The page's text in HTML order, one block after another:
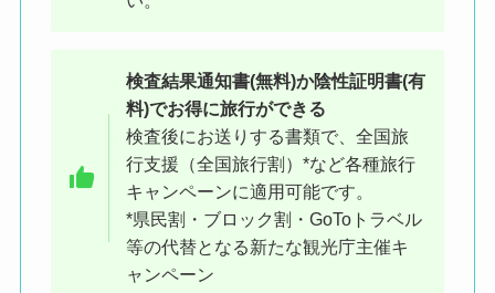
かれたのぼり旗が目印です
●他の駅からの徒歩アクセス
原宿駅 18 分/表参道駅 18 分/駒場東大前駅 19
分/代官山駅 24 分/代々木八幡駅 18 分/池尻大
橋駅 23 分/恵比寿駅 27 分/中目黒駅 30 分/代々
木上原駅 30 分/参宮橋駅 30 分/池ノ上駅 34 分/
初台駅 36 分/千駄ケ谷駅 38 分/幡ヶ谷駅 38 分/
代々木駅 39 分/南新宿駅 41 分/祐天寺駅 41 分/
検査結果通知書(無料)か陰性証明書(有
料)でお得に旅行ができる
検査後にお送りする書類で、全国旅
行支援（全国旅行割）*など各種旅行
キャンペーンに適用可能です。
*県民割・ブロック割・GoToトラベル
等の代替となる新たな観光庁主催キ
ャンペーン